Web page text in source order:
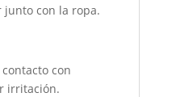
junto con la ropa.
con
irritación.